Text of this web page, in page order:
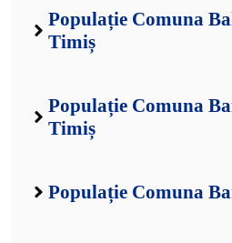
Populație Comuna
Timiș
Populație Comuna
Timiș
Populație Comuna